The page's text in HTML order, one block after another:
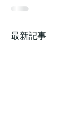
最新記事